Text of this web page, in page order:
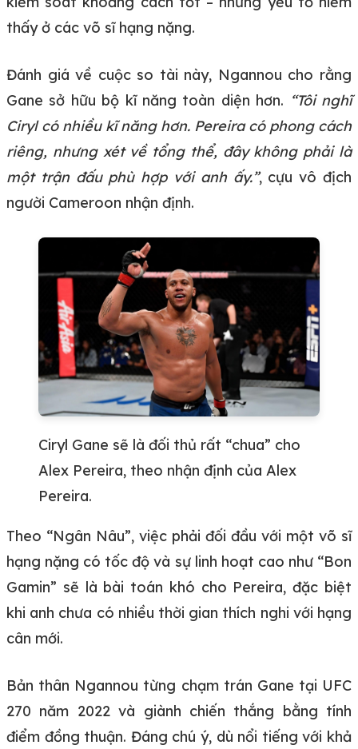
thấy ở các võ sĩ hạng nặng.
Đánh giá về cuộc so tài này, Ngannou cho rằng
Gane sở hữu bộ kĩ năng toàn diện hơn. “Tôi nghĩ
Ciryl có nhiều kĩ năng hơn. Pereira có phong cách
riêng, nhưng xét về tổng thể, đây không phải là
một trận đấu phù hợp với anh ấy.”, cựu vô địch
người Cameroon nhận định.
Ciryl Gane sẽ là đối thủ rất “chua” cho
Alex Pereira, theo nhận định của Alex
Pereira.
Theo “Ngân Nâu”, việc phải đối đầu với một võ sĩ
hạng nặng có tốc độ và sự linh hoạt cao như “Bon
Gamin” sẽ là bài toán khó cho Pereira, đặc biệt
khi anh chưa có nhiều thời gian thích nghi với hạng
cân mới.
Bản thân Ngannou từng chạm trán Gane tại UFC
270 năm 2022 và giành chiến thắng bằng tính
điểm đồng thuận. Đáng chú ý, dù nổi tiếng với khả